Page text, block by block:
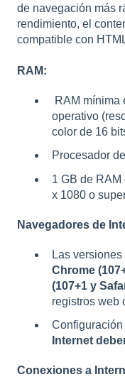
de navegación más
rendimiento, el
compatible con
RAM:
RAM mínima
operativo
color de 16
Procesador
1 GB de
x 1080 o
Navegadores de
Las
Chrome
(107+1 y
registros web
Internet
Conexiones a